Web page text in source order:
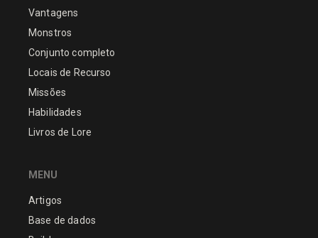
Vantagens
Monstros
Conjunto completo
Locais de Recurso
Missões
Habilidades
Livros de Lore
MENU
Artigos
Base de dados